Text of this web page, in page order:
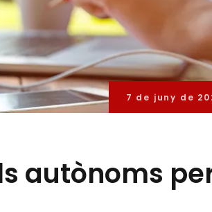
7 de juny de
autònoms